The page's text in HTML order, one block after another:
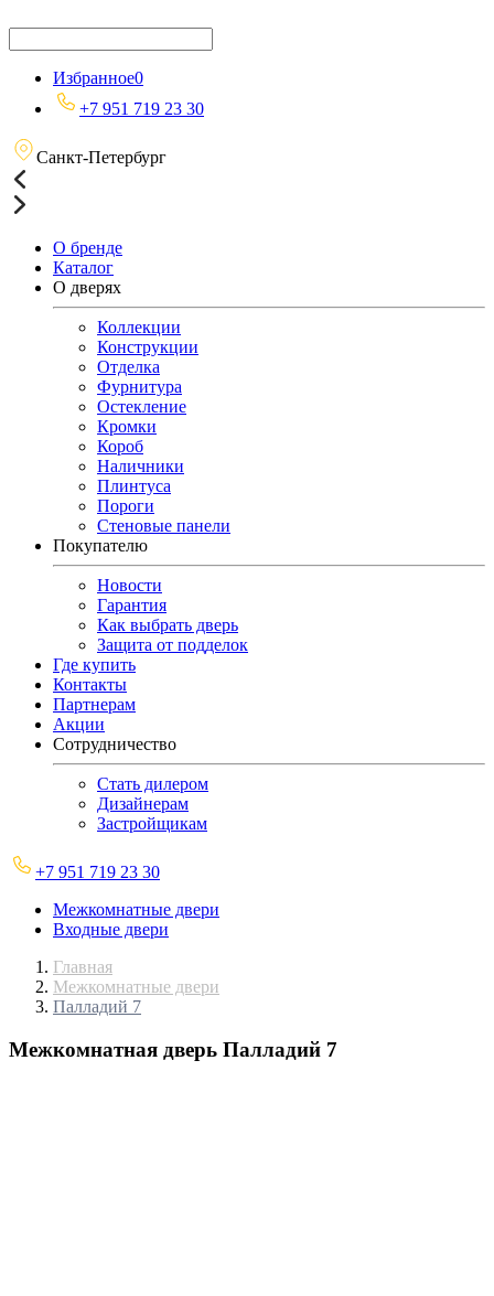
Избранное0
+7 951 719 23 30
Санкт-Петербург
О бренде
Каталог
О дверях
Коллекции
Конструкции
Отделка
Фурнитура
Остекление
Кромки
Короб
Наличники
Плинтуса
Пороги
Стеновые панели
Покупателю
Новости
Гарантия
Как выбрать дверь
Защита от подделок
Где купить
Контакты
Партнерам
Акции
Сотрудничество
Стать дилером
Дизайнерам
Застройщикам
+7 951 719 23 30
Межкомнатные двери
Входные двери
Главная
Межкомнатные двери
Палладий 7
Межкомнатная дверь Палладий 7